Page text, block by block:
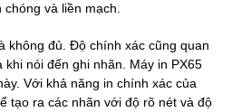
và liền mạch.
không đủ. Độ chính xác cũng quan
nói đến ghi nhãn. Máy in PX65
Với khả năng in chính xác của
tạo ra các nhãn với độ rõ nét và độ